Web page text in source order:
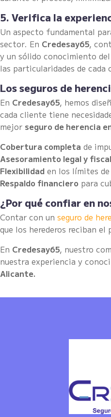
5. Verifica la
Un aspecto fundamental
sector. En Credesay65,
y un sólido conocimiento
las particularidades de
Los seguros de
En Credesay65, hemos
cada cliente tiene
mejor seguro de herencia
Cobertura completa de
Asesoramiento legal y fiscal
Flexibilidad en los límites
Respaldo financiero para
¿Por qué confiar en
Contar con un seguro de
que los herederos reciban
En Credesay65, nuestro
nuestra experiencia y
Alicante.